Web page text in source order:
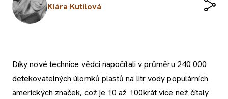
Klára Kutilová
Díky nové technice vědci napočítali v průměru 240 000
detekovatelných úlomků plastů na litr vody populárních
amerických značek, což je 10 až 100krát více než čítaly